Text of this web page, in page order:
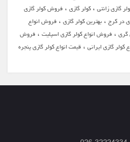
گازی زانتی،کولر گازی، فروش کولر گازی
در کرج،بهترین کولر گازی، فروش انواع
گری، فروش انواع کولر گازی اسپلیت، فروش
کولر گازی ایرانی، قیمت انواع کولر گازی پنجره